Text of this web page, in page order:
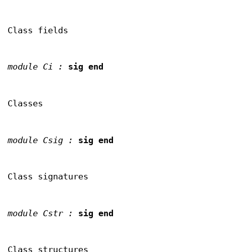
Class fields
module Ci : sig end
Classes
module Csig : sig end
Class signatures
module Cstr : sig end
Class structures